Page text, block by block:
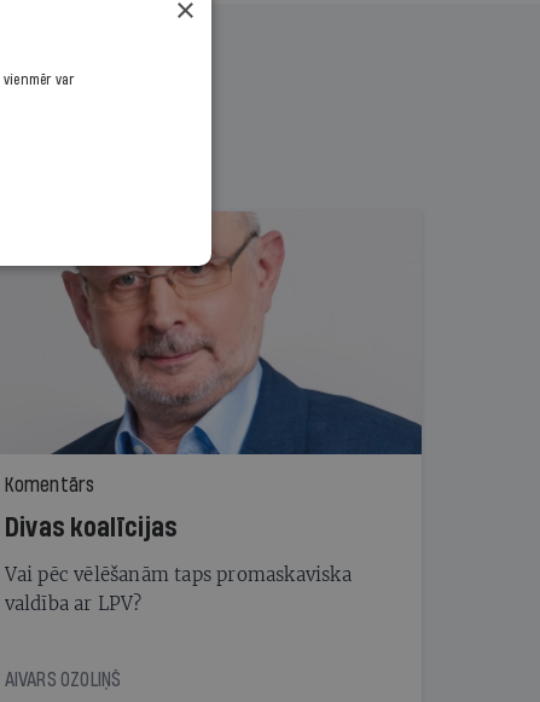
Komentārs
Divas koalīcijas
Vai pēc vēlēšanām taps promaskaviska
valdība ar LPV?
AIVARS OZOLIŅŠ
×
var